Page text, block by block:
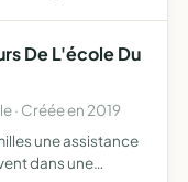
De L'école Du
· Créée en 2019
une assistance
dans une